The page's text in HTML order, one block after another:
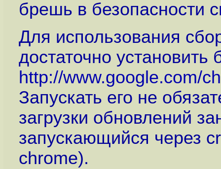
брешь в безопасности
Для использования
достаточно установить
http://www.google.com/
Запускать его не
загрузки обновлений
запускающийся через
chrome).